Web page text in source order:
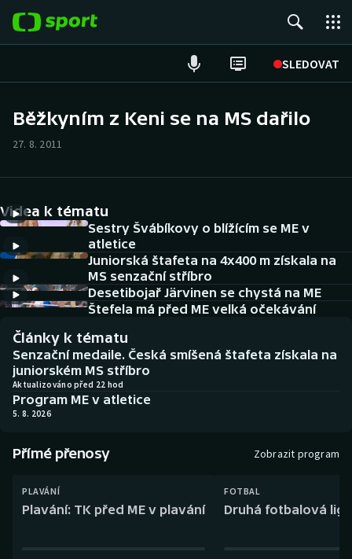
SLEDOVAT
Hokej
Tenis
Atletika
Cyklistika
DALŠÍ SPORTY
Baseball a softbal
Basketbal
Box
NEPŘEHLÉDNĚTE
Soutěže
Historické návraty
Běžkyním z Keni se na MS dařilo
27. 8. 2011
Videa k tématu
Sestry Švábíkovy o blížícím se ME v
atletice
Juniorská štafeta na 4x400 m získala na
MS senzační stříbro
Desetibojař Järvinen se chystá na ME
Štefela má před ME velká očekávání
Články k tématu
Senzační medaile. Česká smíšená štafeta získala na
juniorském MS stříbro
Aktualizováno před 22 hod
Program ME v atletice
5. 8. 2026
Přímé přenosy Zobrazit program
PLAVÁNÍ
Plavání: TK před ME v plavání
FOTBAL
Druhá fotbalová